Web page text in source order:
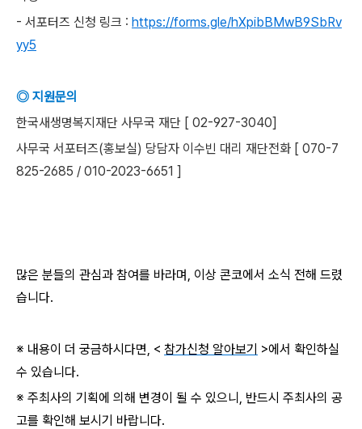
- 서포터즈 신청 링크 : https://forms.gle/hXpibBMwB9SbRv
yy5
◎ 지원문의
한국새생명복지재단 사무국 재단 [ 02-927-3040]
사무국 서포터즈(홍보실) 당담자 이수빈 대리 재단전화 [ 070-7
825-2685 / 010-2023-6651 ]
많은 분들의 관심과 참여를 바라며, 이상 콘코에서 소식 전해 드렸
습니다.
※ 내용이 더 궁금하시다면, < 참가신청 알아보기 >에서 확인하실
수 있습니다.
※ 주최사의 기획에 의해 변경이 될 수 있으니, 반드시 주최사의 공
고를 확인해 보시기 바랍니다.